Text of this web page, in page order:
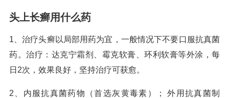
头上长癣用什么药
1、治疗头癣以局部用药为宜，一般情况下不要口服抗真菌
药。治疗：达克宁霜剂、霉克软膏、环利软膏等外涂，每
日2次，效果良好，坚持治疗可获愈。
2、内服抗真菌药物（首选灰黄毒素）； 外用抗真菌制